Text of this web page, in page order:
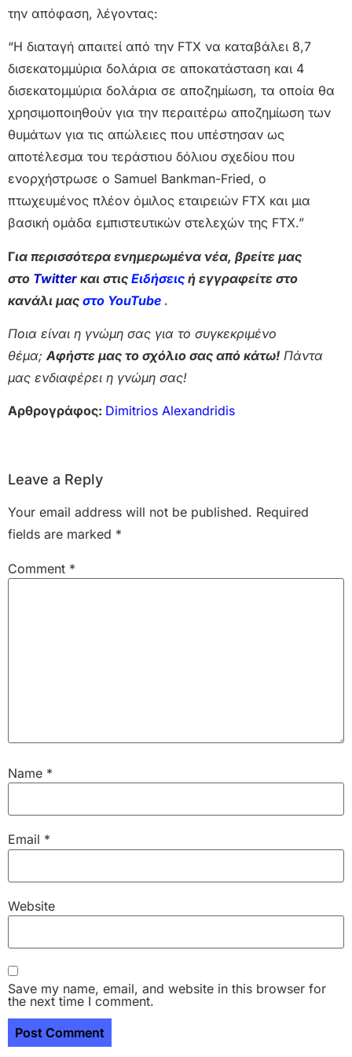
την απόφαση, λέγοντας:
“Η διαταγή απαιτεί από την FTX να καταβάλει 8,7
δισεκατομμύρια δολάρια σε αποκατάσταση και 4
δισεκατομμύρια δολάρια σε αποζημίωση, τα οποία θα
χρησιμοποιηθούν για την περαιτέρω αποζημίωση των
θυμάτων για τις απώλειες που υπέστησαν ως
αποτέλεσμα του τεράστιου δόλιου σχεδίου που
ενορχήστρωσε ο Samuel Bankman-Fried, ο
πτωχευμένος πλέον όμιλος εταιρειών FTX και μια
βασική ομάδα εμπιστευτικών στελεχών της FTX.”
Για περισσότερα ενημερωμένα νέα, βρείτε μας
στο Twitter και στις Ειδήσεις ή εγγραφείτε στο
κανάλι μας στο YouTube .
Ποια είναι η γνώμη σας για το συγκεκριμένο
θέμα; Αφήστε μας το σχόλιο σας από κάτω! Πάντα
μας ενδιαφέρει η γνώμη σας!
Αρθρογράφος: Dimitrios Alexandridis
Leave a Reply
Your email address will not be published. Required
fields are marked *
Comment *
Name *
Email *
Website
Save my name, email, and website in this browser for
the next time I comment.